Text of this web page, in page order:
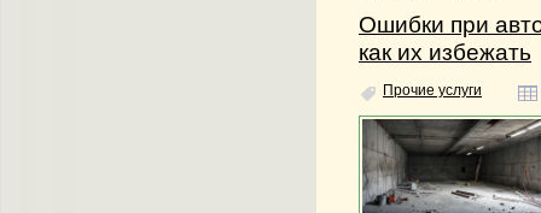
Ошибки при
как их избежать
Прочие услуги